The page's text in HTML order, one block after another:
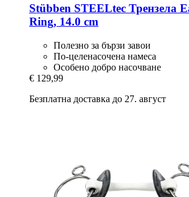
Stübben STEELtec Трензела
Ring, 14.0 cm
Полезно за бързи завои
По-целенасочена намеса
Особено добро насочване
€ 129,99
Безплатна доставка до 27. август